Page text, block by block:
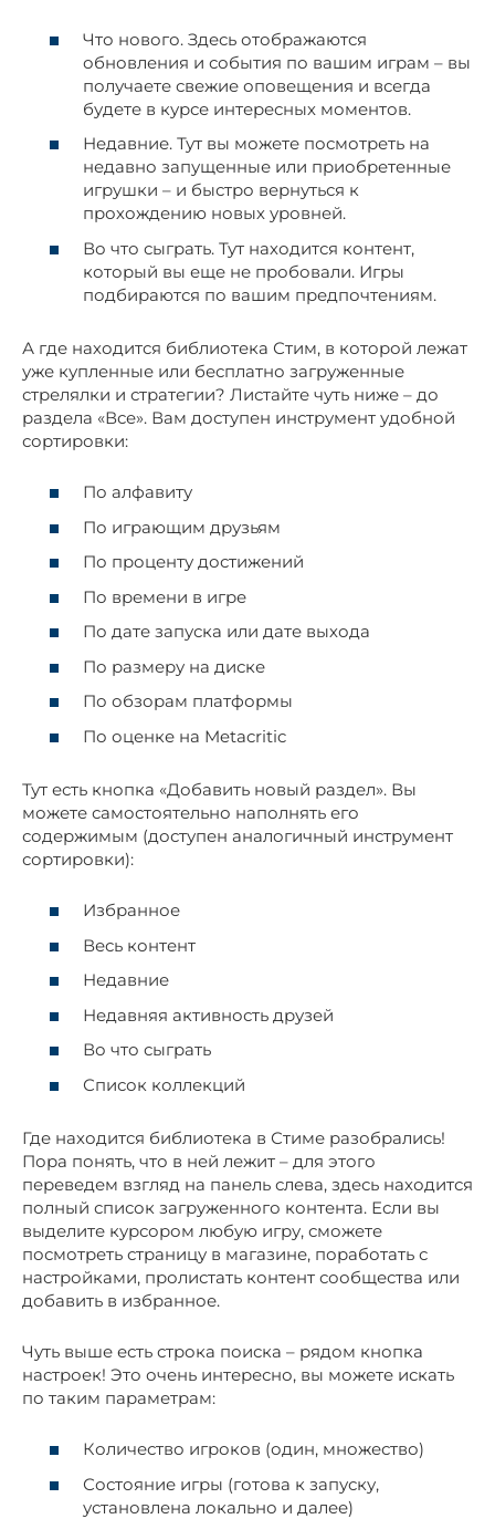
Что нового. Здесь отображаются
обновления и события по вашим играм – вы
получаете свежие оповещения и всегда
будете в курсе интересных моментов.
Недавние. Тут вы можете посмотреть на
недавно запущенные или приобретенные
игрушки – и быстро вернуться к
прохождению новых уровней.
Во что сыграть. Тут находится контент,
который вы еще не пробовали. Игры
подбираются по вашим предпочтениям.
А где находится библиотека Стим, в которой лежат
уже купленные или бесплатно загруженные
стрелялки и стратегии? Листайте чуть ниже – до
раздела «Все». Вам доступен инструмент удобной
сортировки:
По алфавиту
По играющим друзьям
По проценту достижений
По времени в игре
По дате запуска или дате выхода
По размеру на диске
По обзорам платформы
По оценке на Metacritic
Тут есть кнопка «Добавить новый раздел». Вы
можете самостоятельно наполнять его
содержимым (доступен аналогичный инструмент
сортировки):
Избранное
Весь контент
Недавние
Недавняя активность друзей
Во что сыграть
Список коллекций
Где находится библиотека в Стиме разобрались!
Пора понять, что в ней лежит – для этого
переведем взгляд на панель слева, здесь находится
полный список загруженного контента. Если вы
выделите курсором любую игру, сможете
посмотреть страницу в магазине, поработать с
настройками, пролистать контент сообщества или
добавить в избранное.
Чуть выше есть строка поиска – рядом кнопка
настроек! Это очень интересно, вы можете искать
по таким параметрам:
Количество игроков (один, множество)
Состояние игры (готова к запуску,
установлена локально и далее)